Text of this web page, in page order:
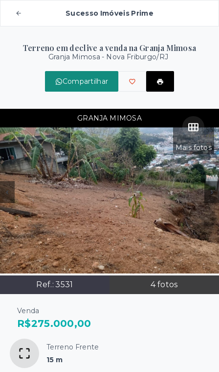
Sucesso Imóveis Prime
Terreno em declive a venda na Granja Mimosa
Granja Mimosa - Nova Friburgo/RJ
Compartilhar
Mais fotos
Ref.:3531 4fotos
GRANJA MIMOSA
Venda
R$275.000,00
Terreno Frente
15 m